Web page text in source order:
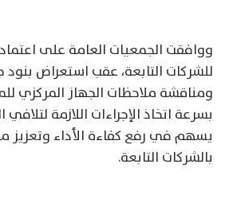
ووافقت الجمعيات العامة على اعتماد
للشركات التابعة، عقب استعراض بنود
ومناقشة ملاحظات الجهاز المركزي
بسرعة اتخاذ الإجراءات اللازمة لتلافي
يسهم في رفع كفاءة الأداء وتعزيز
بالشركات التابعة.